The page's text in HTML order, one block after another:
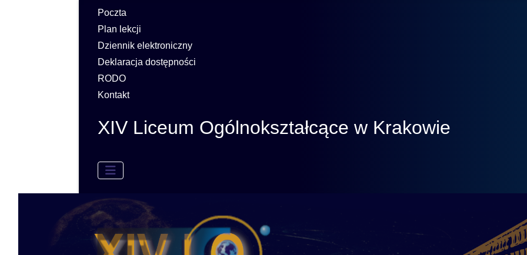
Poczta
Plan lekcji
Dziennik elektroniczny
Deklaracja dostępności
RODO
Kontakt
XIV Liceum Ogólnokształcące w Krakowie